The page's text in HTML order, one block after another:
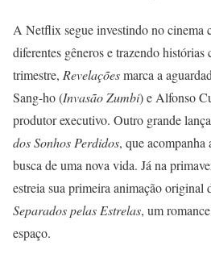
A Netflix segue investindo no cinema
diferentes gêneros e trazendo
trimestre, Revelaçõesmarca a
Sang-ho (Invasão Zumbi) e Alfonso
produtor executivo. Outro grande
dos Sonhos Perdidos, que
busca de uma nova vida. Já na
estreia sua primeira animação
Separados pelas Estrelas, um
espaço.